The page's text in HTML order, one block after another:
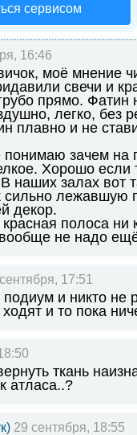
сервисом
16:46
моё мнение
свечи и
прямо. Фатин
легко, без
плавно и не
зачем на
Хорошо если
наших залах вот
сильно лежавшую
декор.
полоса ни
не надо
17:51
и никто не
и то пока
ткань
атласа..?
29 сентября, 18:55